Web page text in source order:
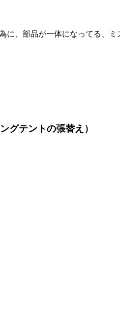
に、部品が一体になってる、ミ
グテントの張替え）